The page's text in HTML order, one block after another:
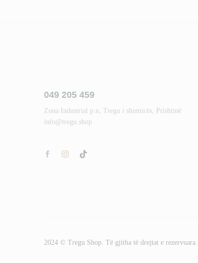
049 205 459
Zona Industrial p.n, Tregu i shumicës, Prishtinë
info@tregu.shop
2024 © Tregu Shop. Të gjitha të drejtat e rezervuara.